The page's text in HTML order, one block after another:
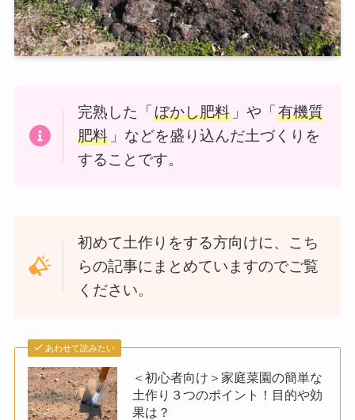
完熟した「 ぼかし肥料」や「 有機質
肥料」などを盛り込んだ土づくりを
することです。
初めて土作りをする方向けに、こち
らの記事にまとめていますのでご覧
ください。
あわせて読みたい
＜初心者向け＞家庭菜園の簡単な
土作り３つのポイント！目的や効
果は？